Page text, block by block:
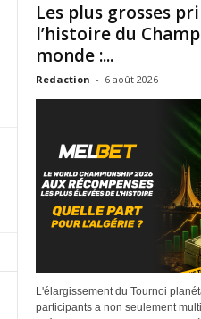
Les plus grosses
l’histoire du
monde :...
Redaction - 6 août 2026
L'élargissement du Tournoi
participants a non seulement